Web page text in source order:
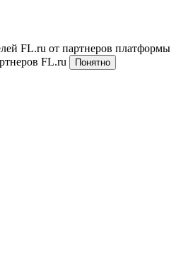
FL.ru от партнеров платформы
FL.ru
Понятно